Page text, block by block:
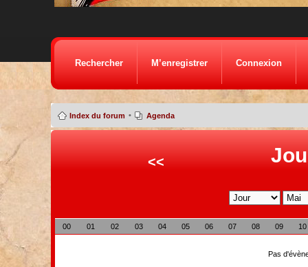
Rechercher M’enregistrer Connexion
Index du forum • Agenda
<<
00 01 02 03 04 05 06 07 08 09 10
Pas